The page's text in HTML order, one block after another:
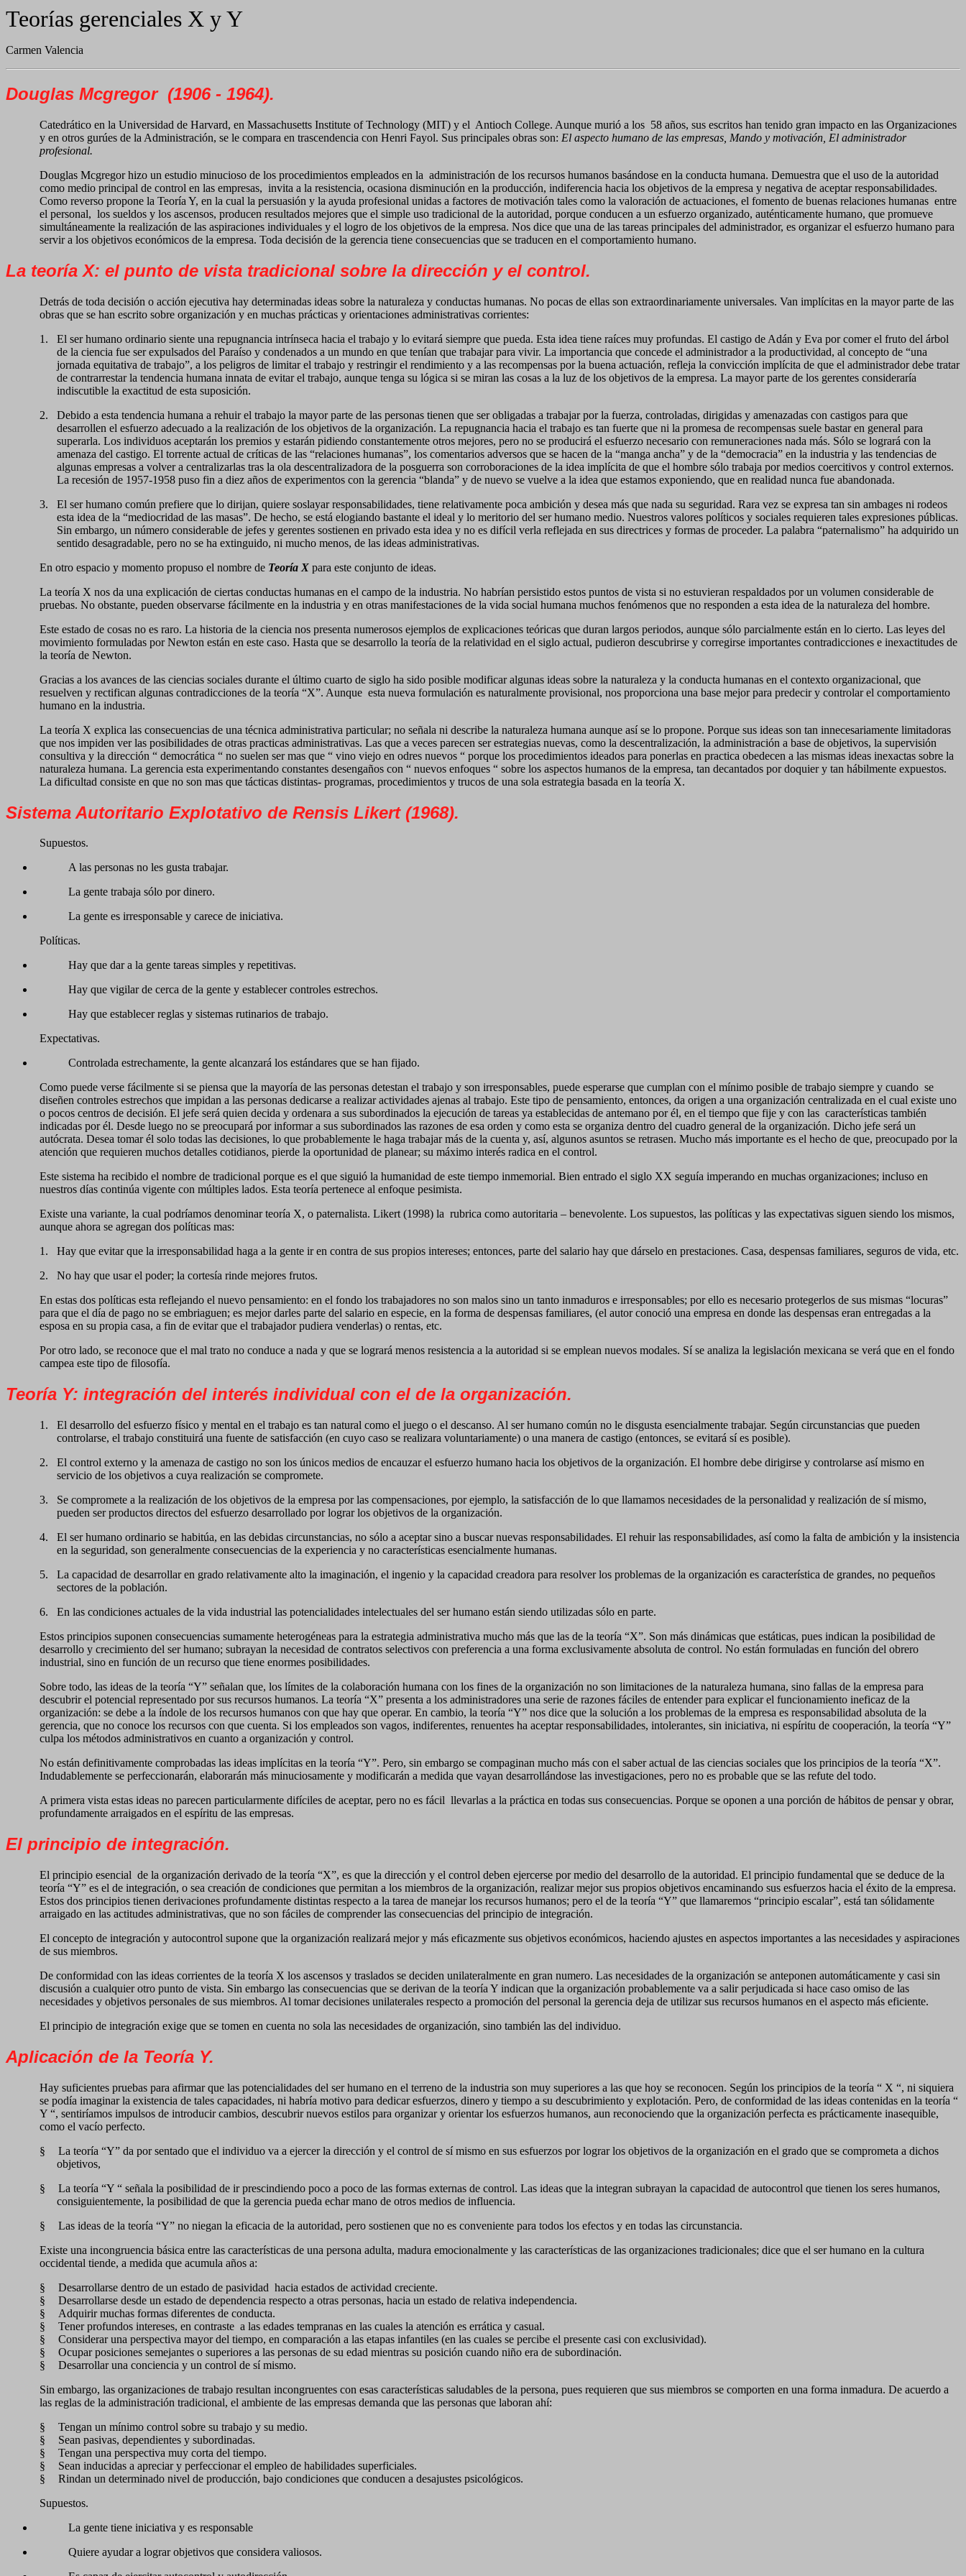
Teorías gerenciales X y Y
Carmen Valencia
Douglas Mcgregor (1906 - 1964).
Catedrático en la Universidad de Harvard, en Massachusetts Institute of Technology (MIT) y el Antioch College. Aunque murió a los 58 años, sus escritos han tenido gran impacto en las Organizaciones
y en otros gurúes de la Administración, se le compara en trascendencia con Henri Fayol. Sus principales obras son: El aspecto humano de las empresas, Mando y motivación, El administrador
profesional.
Douglas Mcgregor hizo un estudio minucioso de los procedimientos empleados en la administración de los recursos humanos basándose en la conducta humana. Demuestra que el uso de la autoridad
como medio principal de control en las empresas, invita a la resistencia, ocasiona disminución en la producción, indiferencia hacia los objetivos de la empresa y negativa de aceptar responsabilidades.
Como reverso propone la Teoría Y, en la cual la persuasión y la ayuda profesional unidas a factores de motivación tales como la valoración de actuaciones, el fomento de buenas relaciones humanas entre
el personal, los sueldos y los ascensos, producen resultados mejores que el simple uso tradicional de la autoridad, porque conducen a un esfuerzo organizado, auténticamente humano, que promueve
simultáneamente la realización de las aspiraciones individuales y el logro de los objetivos de la empresa. Nos dice que una de las tareas principales del administrador, es organizar el esfuerzo humano para
servir a los objetivos económicos de la empresa. Toda decisión de la gerencia tiene consecuencias que se traducen en el comportamiento humano.
La teoría X: el punto de vista tradicional sobre la dirección y el control.
Detrás de toda decisión o acción ejecutiva hay determinadas ideas sobre la naturaleza y conductas humanas. No pocas de ellas son extraordinariamente universales. Van implícitas en la mayor parte de las
obras que se han escrito sobre organización y en muchas prácticas y orientaciones administrativas corrientes:
1.
El ser humano ordinario siente una repugnancia intrínseca hacia el trabajo y lo evitará siempre que pueda. Esta idea tiene raíces muy profundas. El castigo de Adán y Eva por comer el fruto del árbol
de la ciencia fue ser expulsados del Paraíso y condenados a un mundo en que tenían que trabajar para vivir. La importancia que concede el administrador a la productividad, al concepto de “una
jornada equitativa de trabajo”, a los peligros de limitar el trabajo y restringir el rendimiento y a las recompensas por la buena actuación, refleja la convicción implícita de que el administrador debe tratar
de contrarrestar la tendencia humana innata de evitar el trabajo, aunque tenga su lógica si se miran las cosas a la luz de los objetivos de la empresa. La mayor parte de los gerentes consideraría
indiscutible la exactitud de esta suposición.
2.
Debido a esta tendencia humana a rehuir el trabajo la mayor parte de las personas tienen que ser obligadas a trabajar por la fuerza, controladas, dirigidas y amenazadas con castigos para que
desarrollen el esfuerzo adecuado a la realización de los objetivos de la organización. La repugnancia hacia el trabajo es tan fuerte que ni la promesa de recompensas suele bastar en general para
superarla. Los individuos aceptarán los premios y estarán pidiendo constantemente otros mejores, pero no se producirá el esfuerzo necesario con remuneraciones nada más. Sólo se logrará con la
amenaza del castigo. El torrente actual de críticas de las “relaciones humanas”, los comentarios adversos que se hacen de la “manga ancha” y de la “democracia” en la industria y las tendencias de
algunas empresas a volver a centralizarlas tras la ola descentralizadora de la posguerra son corroboraciones de la idea implícita de que el hombre sólo trabaja por medios coercitivos y control externos.
La recesión de 1957-1958 puso fin a diez años de experimentos con la gerencia “blanda” y de nuevo se vuelve a la idea que estamos exponiendo, que en realidad nunca fue abandonada.
3.
El ser humano común prefiere que lo dirijan, quiere soslayar responsabilidades, tiene relativamente poca ambición y desea más que nada su seguridad. Rara vez se expresa tan sin ambages ni rodeos
esta idea de la “mediocridad de las masas”. De hecho, se está elogiando bastante el ideal y lo meritorio del ser humano medio. Nuestros valores políticos y sociales requieren tales expresiones públicas.
Sin embargo, un número considerable de jefes y gerentes sostienen en privado esta idea y no es difícil verla reflejada en sus directrices y formas de proceder. La palabra “paternalismo” ha adquirido un
sentido desagradable, pero no se ha extinguido, ni mucho menos, de las ideas administrativas.
En otro espacio y momento propuso el nombre de Teoría X para este conjunto de ideas.
La teoría X nos da una explicación de ciertas conductas humanas en el campo de la industria. No habrían persistido estos puntos de vista si no estuvieran respaldados por un volumen considerable de
pruebas. No obstante, pueden observarse fácilmente en la industria y en otras manifestaciones de la vida social humana muchos fenómenos que no responden a esta idea de la naturaleza del hombre.
Este estado de cosas no es raro. La historia de la ciencia nos presenta numerosos ejemplos de explicaciones teóricas que duran largos periodos, aunque sólo parcialmente están en lo cierto. Las leyes del
movimiento formuladas por Newton están en este caso. Hasta que se desarrollo la teoría de la relatividad en el siglo actual, pudieron descubrirse y corregirse importantes contradicciones e inexactitudes de
la teoría de Newton.
Gracias a los avances de las ciencias sociales durante el último cuarto de siglo ha sido posible modificar algunas ideas sobre la naturaleza y la conducta humanas en el contexto organizacional, que
resuelven y rectifican algunas contradicciones de la teoría “X”. Aunque esta nueva formulación es naturalmente provisional, nos proporciona una base mejor para predecir y controlar el comportamiento
humano en la industria.
La teoría X explica las consecuencias de una técnica administrativa particular; no señala ni describe la naturaleza humana aunque así se lo propone. Porque sus ideas son tan innecesariamente limitadoras
que nos impiden ver las posibilidades de otras practicas administrativas. Las que a veces parecen ser estrategias nuevas, como la descentralización, la administración a base de objetivos, la supervisión
consultiva y la dirección “ democrática “ no suelen ser mas que “ vino viejo en odres nuevos “ porque los procedimientos ideados para ponerlas en practica obedecen a las mismas ideas inexactas sobre la
naturaleza humana. La gerencia esta experimentando constantes desengaños con “ nuevos enfoques “ sobre los aspectos humanos de la empresa, tan decantados por doquier y tan hábilmente expuestos.
La dificultad consiste en que no son mas que tácticas distintas- programas, procedimientos y trucos de una sola estrategia basada en la teoría X.
Sistema Autoritario Explotativo de Rensis Likert (1968).
Supuestos.
A las personas no les gusta trabajar.
La gente trabaja sólo por dinero.
La gente es irresponsable y carece de iniciativa.
Políticas.
Hay que dar a la gente tareas simples y repetitivas.
Hay que vigilar de cerca de la gente y establecer controles estrechos.
Hay que establecer reglas y sistemas rutinarios de trabajo.
Expectativas.
Controlada estrechamente, la gente alcanzará los estándares que se han fijado.
Como puede verse fácilmente si se piensa que la mayoría de las personas detestan el trabajo y son irresponsables, puede esperarse que cumplan con el mínimo posible de trabajo siempre y cuando se
diseñen controles estrechos que impidan a las personas dedicarse a realizar actividades ajenas al trabajo. Este tipo de pensamiento, entonces, da origen a una organización centralizada en el cual existe uno
o pocos centros de decisión. El jefe será quien decida y ordenara a sus subordinados la ejecución de tareas ya establecidas de antemano por él, en el tiempo que fije y con las características también
indicadas por él. Desde luego no se preocupará por informar a sus subordinados las razones de esa orden y como esta se organiza dentro del cuadro general de la organización. Dicho jefe será un
autócrata. Desea tomar él solo todas las decisiones, lo que probablemente le haga trabajar más de la cuenta y, así, algunos asuntos se retrasen. Mucho más importante es el hecho de que, preocupado por la
atención que requieren muchos detalles cotidianos, pierde la oportunidad de planear; su máximo interés radica en el control.
Este sistema ha recibido el nombre de tradicional porque es el que siguió la humanidad de este tiempo inmemorial. Bien entrado el siglo XX seguía imperando en muchas organizaciones; incluso en
nuestros días continúa vigente con múltiples lados. Esta teoría pertenece al enfoque pesimista.
Existe una variante, la cual podríamos denominar teoría X, o paternalista. Likert (1998) la rubrica como autoritaria – benevolente. Los supuestos, las políticas y las expectativas siguen siendo los mismos,
aunque ahora se agregan dos políticas mas:
1.
Hay que evitar que la irresponsabilidad haga a la gente ir en contra de sus propios intereses; entonces, parte del salario hay que dárselo en prestaciones. Casa, despensas familiares, seguros de vida, etc.
2.
No hay que usar el poder; la cortesía rinde mejores frutos.
En estas dos políticas esta reflejando el nuevo pensamiento: en el fondo los trabajadores no son malos sino un tanto inmaduros e irresponsables; por ello es necesario protegerlos de sus mismas “locuras”
para que el día de pago no se embriaguen; es mejor darles parte del salario en especie, en la forma de despensas familiares, (el autor conoció una empresa en donde las despensas eran entregadas a la
esposa en su propia casa, a fin de evitar que el trabajador pudiera venderlas) o rentas, etc.
Por otro lado, se reconoce que el mal trato no conduce a nada y que se logrará menos resistencia a la autoridad si se emplean nuevos modales. Sí se analiza la legislación mexicana se verá que en el fondo
campea este tipo de filosofía.
Teoría Y: integración del interés individual con el de la organización.
1.
El desarrollo del esfuerzo físico y mental en el trabajo es tan natural como el juego o el descanso. Al ser humano común no le disgusta esencialmente trabajar. Según circunstancias que pueden
controlarse, el trabajo constituirá una fuente de satisfacción (en cuyo caso se realizara voluntariamente) o una manera de castigo (entonces, se evitará sí es posible).
2.
El control externo y la amenaza de castigo no son los únicos medios de encauzar el esfuerzo humano hacia los objetivos de la organización. El hombre debe dirigirse y controlarse así mismo en
servicio de los objetivos a cuya realización se compromete.
3.
Se compromete a la realización de los objetivos de la empresa por las compensaciones, por ejemplo, la satisfacción de lo que llamamos necesidades de la personalidad y realización de sí mismo,
pueden ser productos directos del esfuerzo desarrollado por lograr los objetivos de la organización.
4.
El ser humano ordinario se habitúa, en las debidas circunstancias, no sólo a aceptar sino a buscar nuevas responsabilidades. El rehuir las responsabilidades, así como la falta de ambición y la insistencia
en la seguridad, son generalmente consecuencias de la experiencia y no características esencialmente humanas.
5.
La capacidad de desarrollar en grado relativamente alto la imaginación, el ingenio y la capacidad creadora para resolver los problemas de la organización es característica de grandes, no pequeños
sectores de la población.
6.
En las condiciones actuales de la vida industrial las potencialidades intelectuales del ser humano están siendo utilizadas sólo en parte.
Estos principios suponen consecuencias sumamente heterogéneas para la estrategia administrativa mucho más que las de la teoría “X”. Son más dinámicas que estáticas, pues indican la posibilidad de
desarrollo y crecimiento del ser humano; subrayan la necesidad de contratos selectivos con preferencia a una forma exclusivamente absoluta de control. No están formuladas en función del obrero
industrial, sino en función de un recurso que tiene enormes posibilidades.
Sobre todo, las ideas de la teoría “Y” señalan que, los límites de la colaboración humana con los fines de la organización no son limitaciones de la naturaleza humana, sino fallas de la empresa para
descubrir el potencial representado por sus recursos humanos. La teoría “X” presenta a los administradores una serie de razones fáciles de entender para explicar el funcionamiento ineficaz de la
organización: se debe a la índole de los recursos humanos con que hay que operar. En cambio, la teoría “Y” nos dice que la solución a los problemas de la empresa es responsabilidad absoluta de la
gerencia, que no conoce los recursos con que cuenta. Si los empleados son vagos, indiferentes, renuentes ha aceptar responsabilidades, intolerantes, sin iniciativa, ni espíritu de cooperación, la teoría “Y”
culpa los métodos administrativos en cuanto a organización y control.
No están definitivamente comprobadas las ideas implícitas en la teoría “Y”. Pero, sin embargo se compaginan mucho más con el saber actual de las ciencias sociales que los principios de la teoría “X”.
Indudablemente se perfeccionarán, elaborarán más minuciosamente y modificarán a medida que vayan desarrollándose las investigaciones, pero no es probable que se las refute del todo.
A primera vista estas ideas no parecen particularmente difíciles de aceptar, pero no es fácil llevarlas a la práctica en todas sus consecuencias. Porque se oponen a una porción de hábitos de pensar y obrar,
profundamente arraigados en el espíritu de las empresas.
El principio de integración.
El principio esencial de la organización derivado de la teoría “X”, es que la dirección y el control deben ejercerse por medio del desarrollo de la autoridad. El principio fundamental que se deduce de la
teoría “Y” es el de integración, o sea creación de condiciones que permitan a los miembros de la organización, realizar mejor sus propios objetivos encaminando sus esfuerzos hacia el éxito de la empresa.
Estos dos principios tienen derivaciones profundamente distintas respecto a la tarea de manejar los recursos humanos; pero el de la teoría “Y” que llamaremos “principio escalar”, está tan sólidamente
arraigado en las actitudes administrativas, que no son fáciles de comprender las consecuencias del principio de integración.
El concepto de integración y autocontrol supone que la organización realizará mejor y más eficazmente sus objetivos económicos, haciendo ajustes en aspectos importantes a las necesidades y aspiraciones
de sus miembros.
De conformidad con las ideas corrientes de la teoría X los ascensos y traslados se deciden unilateralmente en gran numero. Las necesidades de la organización se anteponen automáticamente y casi sin
discusión a cualquier otro punto de vista. Sin embargo las consecuencias que se derivan de la teoría Y indican que la organización probablemente va a salir perjudicada si hace caso omiso de las
necesidades y objetivos personales de sus miembros. Al tomar decisiones unilaterales respecto a promoción del personal la gerencia deja de utilizar sus recursos humanos en el aspecto más eficiente.
El principio de integración exige que se tomen en cuenta no sola las necesidades de organización, sino también las del individuo.
Aplicación de la Teoría Y.
Hay suficientes pruebas para afirmar que las potencialidades del ser humano en el terreno de la industria son muy superiores a las que hoy se reconocen. Según los principios de la teoría “ X “, ni siquiera
se podía imaginar la existencia de tales capacidades, ni habría motivo para dedicar esfuerzos, dinero y tiempo a su descubrimiento y explotación. Pero, de conformidad de las ideas contenidas en la teoría “
Y “, sentiríamos impulsos de introducir cambios, descubrir nuevos estilos para organizar y orientar los esfuerzos humanos, aun reconociendo que la organización perfecta es prácticamente inasequible,
como el vacío perfecto.
§
La teoría “Y” da por sentado que el individuo va a ejercer la dirección y el control de sí mismo en sus esfuerzos por lograr los objetivos de la organización en el grado que se comprometa a dichos
objetivos,
§
La teoría “Y “ señala la posibilidad de ir prescindiendo poco a poco de las formas externas de control. Las ideas que la integran subrayan la capacidad de autocontrol que tienen los seres humanos,
consiguientemente, la posibilidad de que la gerencia pueda echar mano de otros medios de influencia.
§
Las ideas de la teoría “Y” no niegan la eficacia de la autoridad, pero sostienen que no es conveniente para todos los efectos y en todas las circunstancia.
Existe una incongruencia básica entre las características de una persona adulta, madura emocionalmente y las características de las organizaciones tradicionales; dice que el ser humano en la cultura
occidental tiende, a medida que acumula años a:
§
Desarrollarse dentro de un estado de pasividad hacia estados de actividad creciente.
§
Desarrollarse desde un estado de dependencia respecto a otras personas, hacia un estado de relativa independencia.
§
Adquirir muchas formas diferentes de conducta.
§
Tener profundos intereses, en contraste a las edades tempranas en las cuales la atención es errática y casual.
§
Considerar una perspectiva mayor del tiempo, en comparación a las etapas infantiles (en las cuales se percibe el presente casi con exclusividad).
§
Ocupar posiciones semejantes o superiores a las personas de su edad mientras su posición cuando niño era de subordinación.
§
Desarrollar una conciencia y un control de sí mismo.
Sin embargo, las organizaciones de trabajo resultan incongruentes con esas características saludables de la persona, pues requieren que sus miembros se comporten en una forma inmadura. De acuerdo a
las reglas de la administración tradicional, el ambiente de las empresas demanda que las personas que laboran ahí:
§
Tengan un mínimo control sobre su trabajo y su medio.
§
Sean pasivas, dependientes y subordinadas.
§
Tengan una perspectiva muy corta del tiempo.
§
Sean inducidas a apreciar y perfeccionar el empleo de habilidades superficiales.
§
Rindan un determinado nivel de producción, bajo condiciones que conducen a desajustes psicológicos.
Supuestos.
La gente tiene iniciativa y es responsable
Quiere ayudar a lograr objetivos que considera valiosos.